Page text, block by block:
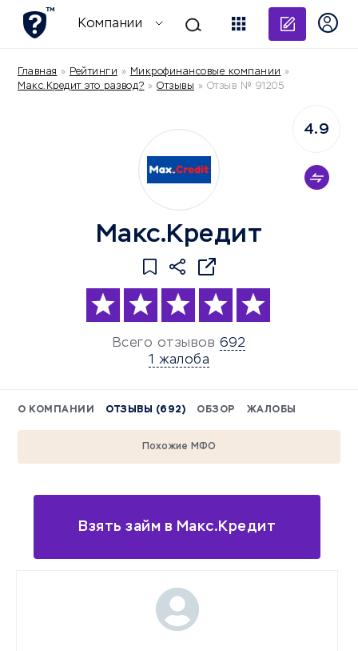
Компании
Главная » Рейтинги » Микрофинансовые компании »
Макс.Кредит это развод? » Отзывы » Отзыв № 91205
Макс.Кредит
Всего отзывов 692
1 жалоба
4.9
О КОМПАНИИ ОТЗЫВЫ (692) ОБЗОР ЖАЛОБЫ
Похожие МФО
Взять займ в Макс.Кредит